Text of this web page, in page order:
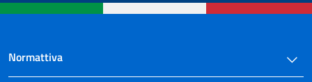
Normattiva